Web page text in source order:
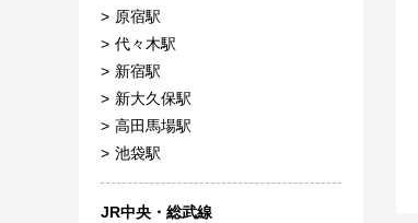
原宿駅
代々木駅
新宿駅
新大久保駅
高田馬場駅
池袋駅
JR中央・総武線